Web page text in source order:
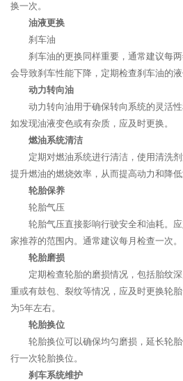
换一次。
油液更换
刹车油
刹车油的更换同样重要，通常建议每
会导致刹车性能下降，定期检查刹车油的液
动力转向油
动力转向油用于确保转向系统的灵活
如发现油液变色或有杂质，应及时更换。
燃油系统清洁
定期对燃油系统进行清洁，使用清洗
提升燃油的燃烧效率，从而提高动力和降低
轮胎保养
轮胎气压
轮胎气压直接影响行驶安全和油耗。
家推荐的范围内。通常建议每月检查一次。
轮胎磨损
定期检查轮胎的磨损情况，包括胎纹
重或有鼓包、裂纹等情况，应及时更换轮
为5年左右。
轮胎换位
轮胎换位可以确保均匀磨损，延长轮
行一次轮胎换位。
刹车系统维护